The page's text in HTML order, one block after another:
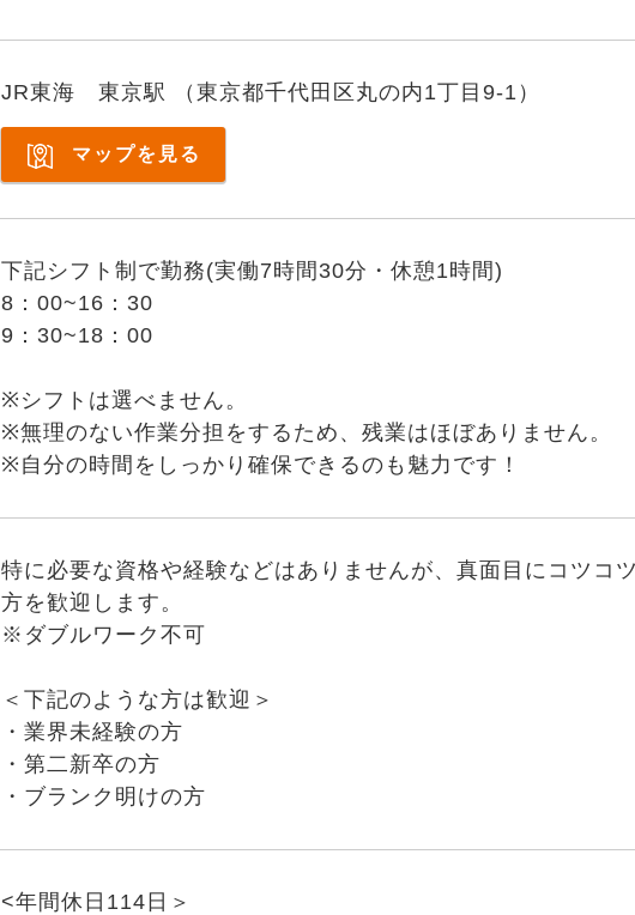
JR東海 東京駅 （東京都千代田区丸の内1丁目9-1）
マップを見る
下記シフト制で勤務(実働7時間30分・休憩1時間)
8：00~16：30
9：30~18：00
※シフトは選べません。
※無理のない作業分担をするため、残業はほぼありません。
※自分の時間をしっかり確保できるのも魅力です！
特に必要な資格や経験などはありませんが、真面目にコツコ
方を歓迎します。
※ダブルワーク不可
＜下記のような方は歓迎＞
・業界未経験の方
・第二新卒の方
・ブランク明けの方
<年間休日114日＞